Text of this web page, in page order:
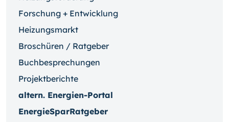
Forschung + Entwicklung
Heizungsmarkt
Broschüren / Ratgeber
Buchbesprechungen
Projektberichte
altern. Energien-Portal
EnergieSparRatgeber